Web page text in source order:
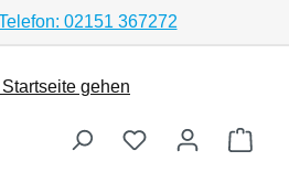
02151 367272